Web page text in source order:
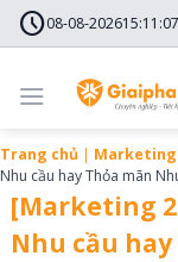
contentschedule08-08-202615:11 :09
Trang chủ | Marketing
Nhu cầu hay Thỏa mãn
[Marketing
Nhu cầu